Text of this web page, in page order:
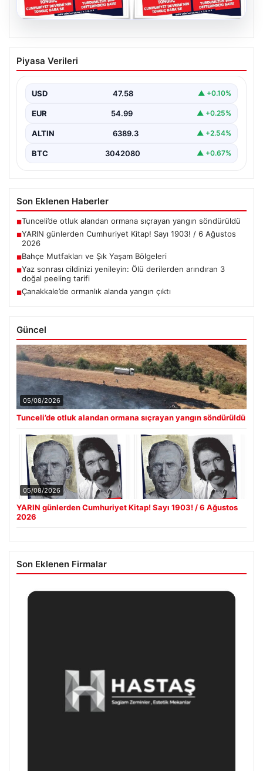
YARIN günlerden Cumhuriyet Kitap!
Sayı 1903! / 6 Ağustos 2026
Piyasa Verileri
USD 47.58 ▲ +0.10%
EUR 54.99 ▲ +0.25%
ALTIN 6389.3 ▲ +2.54%
BTC 3042080 ▲ +0.67%
Son Eklenen Haberler
■Tunceli’de otluk alandan ormana sıçrayan yangın söndürüldü
■YARIN günlerden Cumhuriyet Kitap! Sayı 1903! / 6 Ağustos
2026
■Bahçe Mutfakları ve Şık Yaşam Bölgeleri
■Yaz sonrası cildinizi yenileyin: Ölü derilerden arındıran 3
doğal peeling tarifi
■Çanakkale’de ormanlık alanda yangın çıktı
Güncel
05/08/2026
Tunceli’de otluk alandan ormana sıçrayan yangın söndürüldü
05/08/2026
YARIN günlerden Cumhuriyet Kitap! Sayı 1903! / 6 Ağustos
2026
Son Eklenen Firmalar